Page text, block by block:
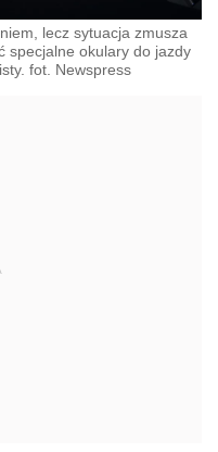
lecz sytuacja zmusza
specjalne okulary do jazdy
fot. Newspress